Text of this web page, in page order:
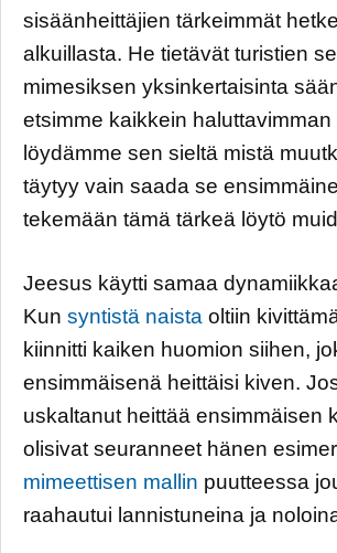
sisäänheittäjien tärkeimmät
alkuillasta. He tietävät turistien
mimesiksen yksinkertaisinta
etsimme kaikkein haluttavimman
löydämme sen sieltä mistä
täytyy vain saada se
tekemään tämä tärkeä löytö
Jeesus käytti samaa
Kun syntistä naista oltiin
kiinnitti kaiken huomion siihen,
ensimmäisenä heittäisi kiven.
uskaltanut heittää ensimmäisen
olisivat seuranneet hänen
mimeettisen mallin puutteessa
raahautui lannistuneina ja